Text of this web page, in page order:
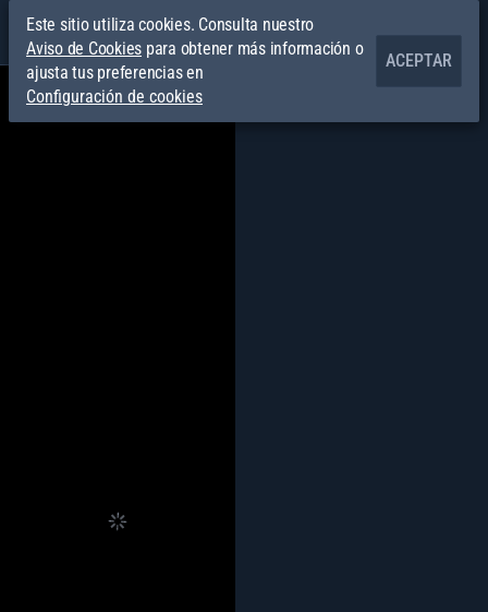
Este sitio utiliza cookies. Consulta nuestro
Aviso de Cookies para obtener más información o
ajusta tus preferencias en
Configuración de cookies
ACEPTAR